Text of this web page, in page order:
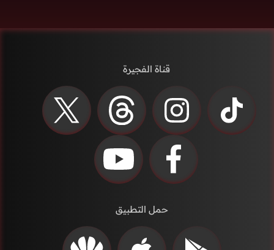
قناة الفجيرة
حمل التطبيق